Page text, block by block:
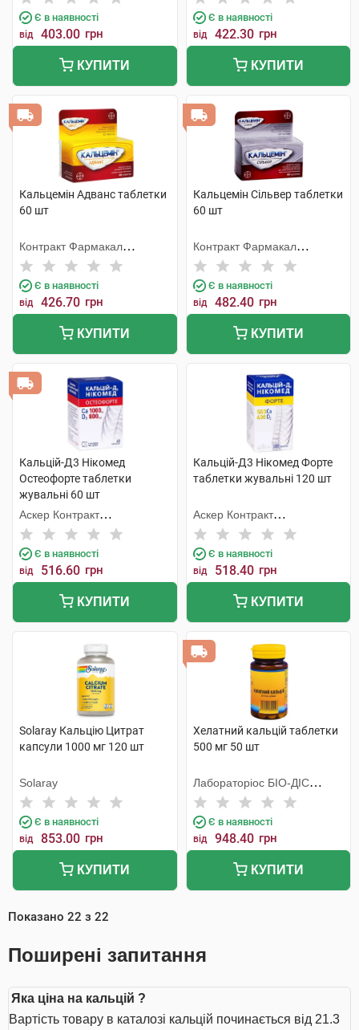
Є в наявності
від 403.00 грн
КУПИТИ
Є в наявності
від 422.30 грн
КУПИТИ
Кальцемін Адванс таблетки
60 шт
Контракт Фармакал
Корпорейшн
Є в наявності
від 426.70 грн
КУПИТИ
Кальцемін Сільвер таблетки
60 шт
Контракт Фармакал
Корпорейшн
Є в наявності
від 482.40 грн
КУПИТИ
Кальцій-Д3 Нікомед
Остеофорте таблетки
жувальні 60 шт
Аскер Контракт
Мануфекчерінг АС
Є в наявності
від 516.60 грн
КУПИТИ
Кальцій-Д3 Нікомед Форте
таблетки жувальні 120 шт
Аскер Контракт
Мануфекчерінг АС
Є в наявності
від 518.40 грн
КУПИТИ
Solaray Кальцію Цитрат
капсули 1000 мг 120 шт
Solaray
Є в наявності
від 853.00 грн
КУПИТИ
Хелатний кальцій таблетки
500 мг 50 шт
Лабораторiос БIО-ДIС
Еспанія
Є в наявності
від 948.40 грн
КУПИТИ
Показано 22 з 22
Поширені запитання
Яка ціна на кальцій ?
Вартість товару в каталозі кальцій починається від 21.3